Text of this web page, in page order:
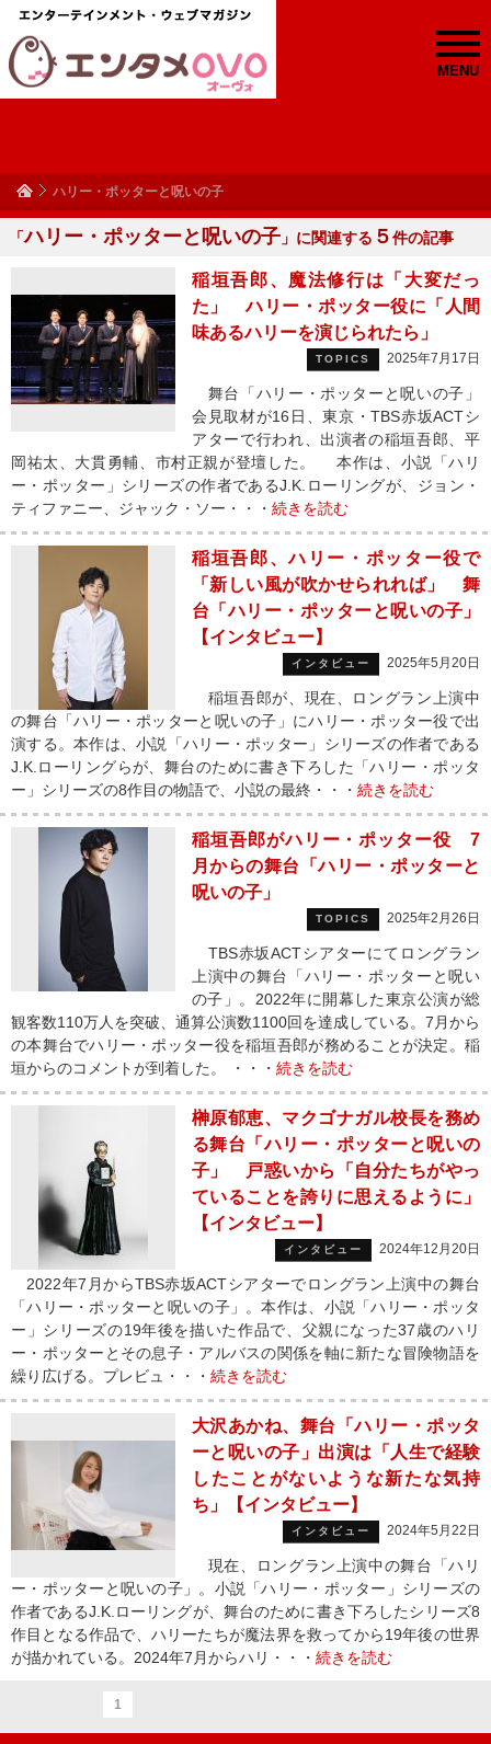
MENU
ハリー・ポッターと呪いの子
「ハリー・ポッターと呪いの子 」に関連する ５件の記事
稲垣吾郎、魔法修行は「大変だっ
た」 ハリー・ポッター役に「人間
味あるハリーを演じられたら」
TOPICS 2025年7月17日
舞台「ハリー・ポッターと呪いの子」
会見取材が16日、東京・TBS赤坂ACTシ
アターで行われ、出演者の稲垣吾郎、平
岡祐太、大貫勇輔、市村正親が登壇した。 本作は、小説「ハリ
ー・ポッター」シリーズの作者であるJ.K.ローリングが、ジョン・
ティファニー、ジャック・ソー・・・ 続きを読む
稲垣吾郎、ハリー・ポッター役で
「新しい風が吹かせられれば」 舞
台「ハリー・ポッターと呪いの子」
【インタビュー】
インタビュー 2025年5月20日
稲垣吾郎が、現在、ロングラン上演中
の舞台「ハリー・ポッターと呪いの子」にハリー・ポッター役で出
演する。本作は、小説「ハリー・ポッター」シリーズの作者である
J.K.ローリングらが、舞台のために書き下ろした「ハリー・ポッタ
ー」シリーズの8作目の物語で、小説の最終・・・ 続きを読む
稲垣吾郎がハリー・ポッター役 7
月からの舞台「ハリー・ポッターと
呪いの子」
TOPICS 2025年2月26日
TBS赤坂ACTシアターにてロングラン
上演中の舞台「ハリー・ポッターと呪い
の子」。2022年に開幕した東京公演が総
観客数110万人を突破、通算公演数1100回を達成している。7月から
の本舞台でハリー・ポッター役を稲垣吾郎が務めることが決定。稲
垣からのコメントが到着した。 ・・・ 続きを読む
榊原郁恵、マクゴナガル校長を務め
る舞台「ハリー・ポッターと呪いの
子」 戸惑いから「自分たちがやっ
ていることを誇りに思えるように」
【インタビュー】
インタビュー 2024年12月20日
2022年7月からTBS赤坂ACTシアターでロングラン上演中の舞台
「ハリー・ポッターと呪いの子」。本作は、小説「ハリー・ポッタ
ー」シリーズの19年後を描いた作品で、父親になった37歳のハリ
ー・ポッターとその息子・アルバスの関係を軸に新たな冒険物語を
繰り広げる。プレビュ・・・ 続きを読む
大沢あかね、舞台「ハリー・ポッタ
ーと呪いの子」出演は「人生で経験
したことがないような新たな気持
ち」【インタビュー】
インタビュー 2024年5月22日
現在、ロングラン上演中の舞台「ハリ
ー・ポッターと呪いの子」。小説「ハリー・ポッター」シリーズの
作者であるJ.K.ローリングが、舞台のために書き下ろしたシリーズ8
作目となる作品で、ハリーたちが魔法界を救ってから19年後の世界
が描かれている。2024年7月からハリ・・・ 続きを読む
1